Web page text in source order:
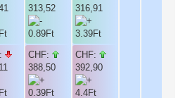
313,52
CHF:
388,50
316,91
CHF:
392,90